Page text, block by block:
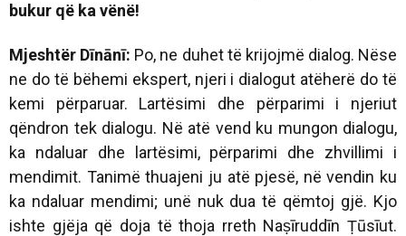
bukur që ka vënë!
Mjeshtër Dīnānī: Po, ne duhet të krijojmë dialog. Nëse
ne do të bëhemi ekspert, njeri i dialogut atëherë do të
kemi përparuar. Lartësimi dhe përparimi i njeriut
qëndron tek dialogu. Në atë vend ku mungon dialogu,
ka ndaluar dhe lartësimi, përparimi dhe zhvillimi i
mendimit. Tanimë thuajeni ju atë pjesë, në vendin ku
ka ndaluar mendimi; unë nuk dua të qëmtoj gjë. Kjo
ishte gjëja që doja të thoja rreth Naṣīruddīn Ṭūsīut.